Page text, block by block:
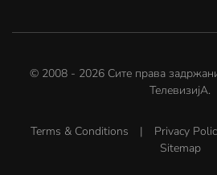
© 2008 - 2026 Сите права
ТелевизијА.
Terms & Conditions | Privacy
Sitemap